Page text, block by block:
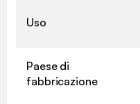
Uso
Paese di
fabbricazione